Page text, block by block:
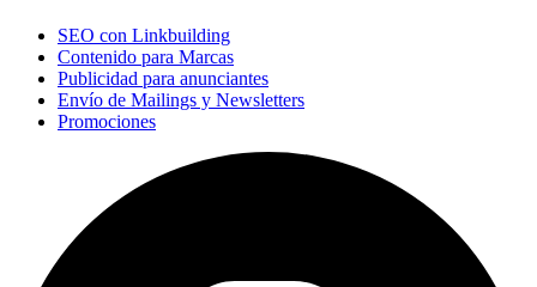
SEO con Linkbuilding
Contenido para Marcas
Publicidad para anunciantes
Envío de Mailings y Newsletters
Promociones